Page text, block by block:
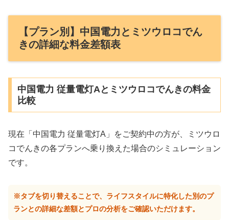
【プラン別】中国電力とミツウロコでん
きの詳細な料金差額表
中国電力 従量電灯Aとミツウロコでんきの料金
比較
現在「中国電力 従量電灯A」をご契約中の方が、ミツウロ
コでんきの各プランへ乗り換えた場合のシミュレーション
です。
※タブを切り替えることで、ライフスタイルに特化した別のプ
ランとの詳細な差額とプロの分析をご確認いただけます。